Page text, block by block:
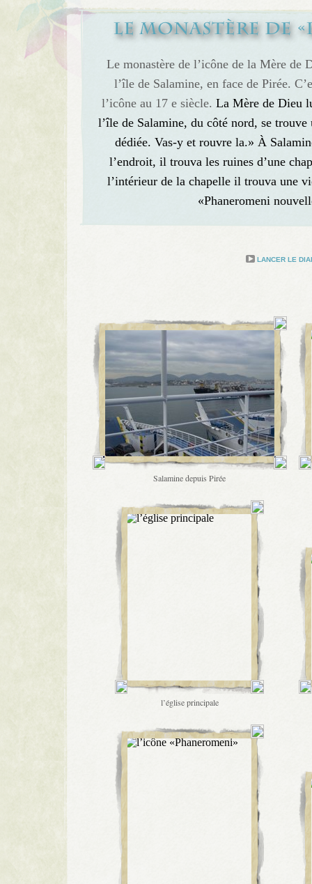
Le monastère de l’icône de la Mère de
l’île de Salamine, en face de Pirée.
l’icône au 17 e siècle. La Mère de Dieu
l’île de Salamine, du côté nord, se trouve
dédiée. Vas-y et rouvre la.» À
l’endroit, il trouva les ruines d’une
l’intérieur de la chapelle il trouva une
«Phaneromeni
Salamine depuis Pirée
l’église principale
LANCER LE